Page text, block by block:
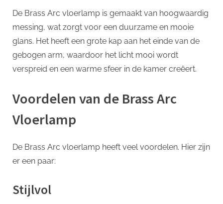
De Brass Arc vloerlamp is gemaakt van hoogwaardig
messing, wat zorgt voor een duurzame en mooie
glans. Het heeft een grote kap aan het einde van de
gebogen arm, waardoor het licht mooi wordt
verspreid en een warme sfeer in de kamer creëert.
Voordelen van de Brass Arc
Vloerlamp
De Brass Arc vloerlamp heeft veel voordelen. Hier zijn
er een paar:
Stijlvol